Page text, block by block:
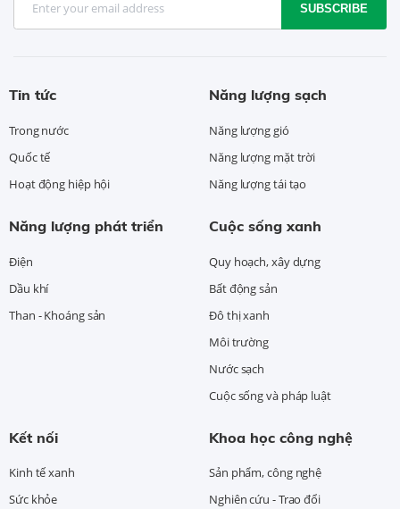
SUBSCRIBE
Tin tức
Trong nước
Quốc tế
Hoạt động hiệp hội
Năng lượng sạch
Năng lượng gió
Năng lượng mặt trời
Năng lượng tái tạo
Năng lượng phát triển
Điện
Dầu khí
Than - Khoáng sản
Cuộc sống xanh
Quy hoạch, xây dựng
Bất động sản
Đô thị xanh
Môi trường
Nước sạch
Cuộc sống và pháp luật
Kết nối
Kinh tế xanh
Sức khỏe
Khoa học công nghệ
Sản phẩm, công nghệ
Nghiên cứu - Trao đổi